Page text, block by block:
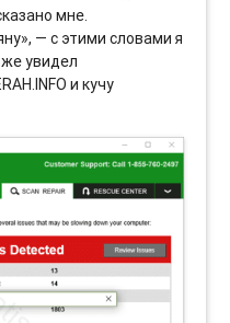
мне.
— с этими словами я
же увидел
и кучу